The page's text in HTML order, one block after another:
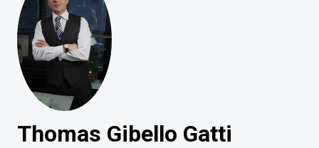
Thomas Gibello Gatti